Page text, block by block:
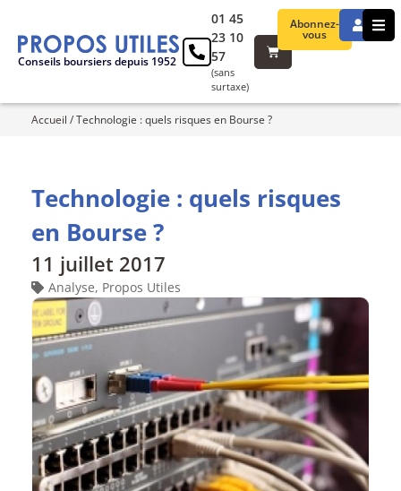
Conseils boursiers depuis 1952
Abonnez-
vous
01 45
23 10
57
(sans
surtaxe)
Accueil /Technologie : quels risques en Bourse ?
Technologie : quels risques
en Bourse ?
11 juillet 2017
Analyse, Propos Utiles